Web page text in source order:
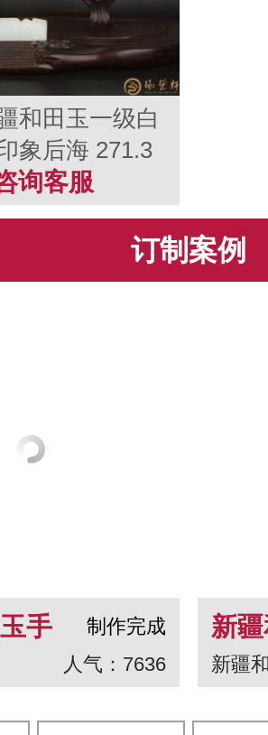
和田玉一级白
象后海 271.3
询客服
订制案例
手
制作完成
人气：7636
新
白
一
新疆